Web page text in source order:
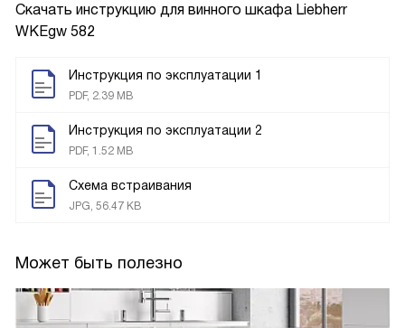
Скачать инструкцию для винного шкафа Liebherr
WKEgw 582
Инструкция по эксплуатации 1
PDF, 2.39 MB
Инструкция по эксплуатации 2
PDF, 1.52 MB
Схема встраивания
JPG, 56.47 KB
Может быть полезно